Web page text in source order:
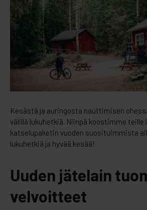
Kesästä ja auringosta nauttimisen
välillä lukuhetkiä. Niinpä koostimme teille
katselupaketin vuoden suosituimmista
lukuhetkiä ja hyvää kesää!
Uuden jätelain
velvoitteet